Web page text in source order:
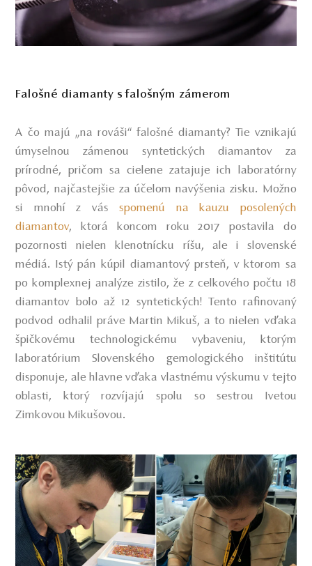
Falošné diamanty s falošným zámerom
A čo majú „na rováši“ falošné diamanty? Tie vznikajú
úmyselnou zámenou syntetických diamantov za
prírodné, pričom sa cielene zatajuje ich laboratórny
pôvod, najčastejšie za účelom navýšenia zisku. Možno
si mnohí z vásspomenú na kauzu posolených
diamantov, ktorá koncom roku 2017 postavila do
pozornosti nielen klenotnícku ríšu, ale i slovenské
médiá. Istý pán kúpil diamantový prsteň, v ktorom sa
po komplexnej analýze zistilo, že z celkového počtu 18
diamantov bolo až 12 syntetických! Tento rafinovaný
podvod odhalil práve Martin Mikuš, a to nielen vďaka
špičkovému technologickému vybaveniu, ktorým
laboratórium Slovenského gemologického inštitútu
disponuje, ale hlavne vďaka vlastnému výskumu v tejto
oblasti, ktorý rozvíjajú spolu so sestrou Ivetou
Zimkovou Mikušovou.